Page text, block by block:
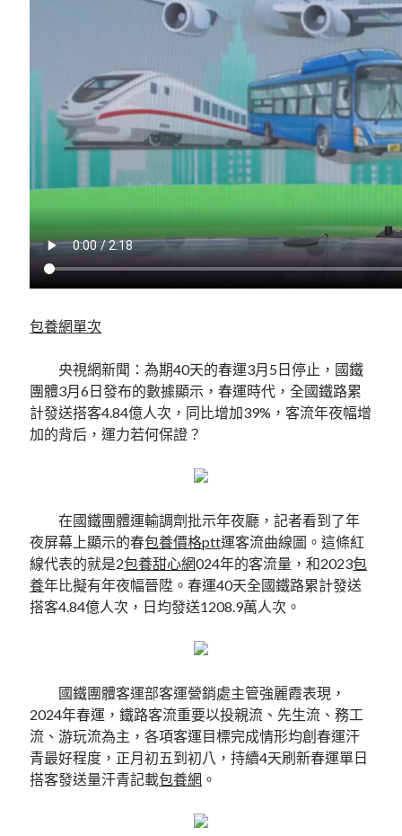
包養網單次
央視網新聞：為期40天的春運3月5日停止，國鐵
團體3月6日發布的數據顯示，春運時代，全國鐵路累
計發送搭客4.84億人次，同比增加39%，客流年夜幅增
加的背后，運力若何保證？
在國鐵團體運輸調劑批示年夜廳，記者看到了年
夜屏幕上顯示的春包養價格ptt運客流曲線圖。這條紅
線代表的就是2包養甜心網024年的客流量，和2023包
養年比擬有年夜幅晉陞。春運40天全國鐵路累計發送
搭客4.84億人次，日均發送1208.9萬人次。
國鐵團體客運部客運營銷處主管強麗霞表現，
2024年春運，鐵路客流重要以投親流、先生流、務工
流、游玩流為主，各項客運目標完成情形均創春運汗
青最好程度，正月初五到初八，持續4天刷新春運單日
搭客發送量汗青記載包養網 。